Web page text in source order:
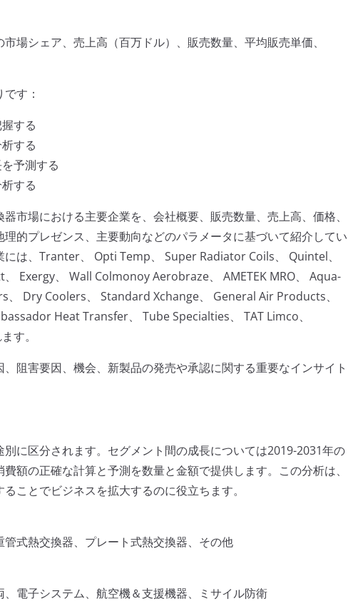
場シェア、売上高（百万ドル）、販売数量、平均販売単価、
す：
する
する
予測する
する
市場における主要企業を、会社概要、販売数量、売上高、価格、
的プレゼンス、主要動向などのパラメータに基づいて紹介してい
には、Tranter、 Opti Temp、 Super Radiator Coils、 Quintel、
Exergy、 Wall Colmonoy Aerobraze、 AMETEK MRO、 Aqua-
、 Dry Coolers、 Standard Xchange、 General Air Products、
Heat Transfer、 Tube Specialties、 TAT Limco、
す。
阻害要因、機会、新製品の発売や承認に関する重要なインサイト
に区分されます。セグメント間の成長については2019-2031年の
額の正確な計算と予測を数量と金額で提供します。この分析は、
ことでビジネスを拡大するのに役立ちます。
式熱交換器、プレート式熱交換器、その他
電子システム、航空機＆支援機器、ミサイル防衛